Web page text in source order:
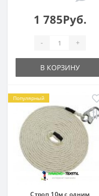
1 785Руб.
- +
В КОРЗИНУ
Популярный
Строп 10м с одним